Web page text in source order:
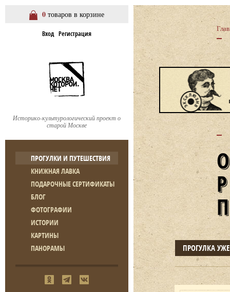
0 товаров в корзине
Вход Регистрация
Историко-культурологический проект о
старой Москве
ПРОГУЛКИ И ПУТЕШЕСТВИЯ
КНИЖНАЯ ЛАВКА
ПОДАРОЧНЫЕ СЕРТИФИКАТЫ
БЛОГ
ФОТОГРАФИИ
ИСТОРИИ
КАРТИНЫ
ПАНОРАМЫ
ПРОГУЛКА